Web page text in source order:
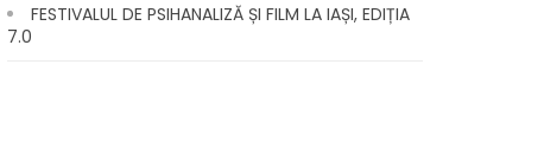
FESTIVALUL DE PSIHANALIZĂ ȘI FILM LA IAȘI, EDIȚIA
7.0